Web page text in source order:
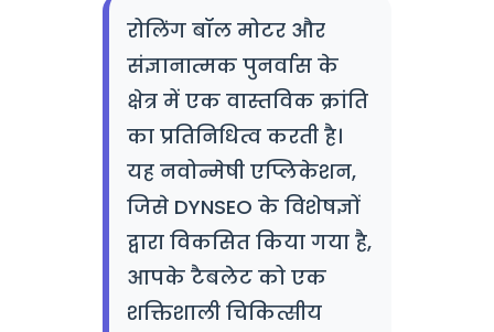
रोलिंग बॉल मोटर और
संज्ञानात्मक पुनर्वास के
क्षेत्र में एक वास्तविक क्रांति
का प्रतिनिधित्व करती है।
यह नवोन्मेषी एप्लिकेशन,
जिसे DYNSEO के विशेषज्ञों
द्वारा विकसित किया गया है,
आपके टैबलेट को एक
शक्तिशाली चिकित्सीय